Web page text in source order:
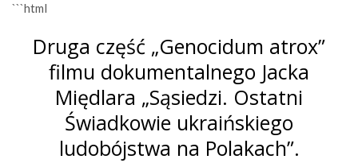
```html
Druga część „Genocidum atrox”
filmu dokumentalnego Jacka
Międlara „Sąsiedzi. Ostatni
Świadkowie ukraińskiego
ludobójstwa na Polakach”.